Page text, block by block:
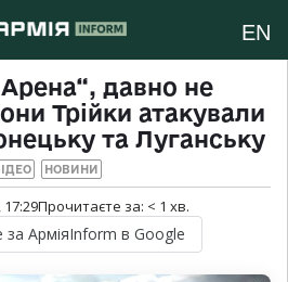
EN
давно не
Трійки атакували
та Луганську
НОВИНИ
Прочитаєте за: < 1 хв.
за АрміяInform в Google